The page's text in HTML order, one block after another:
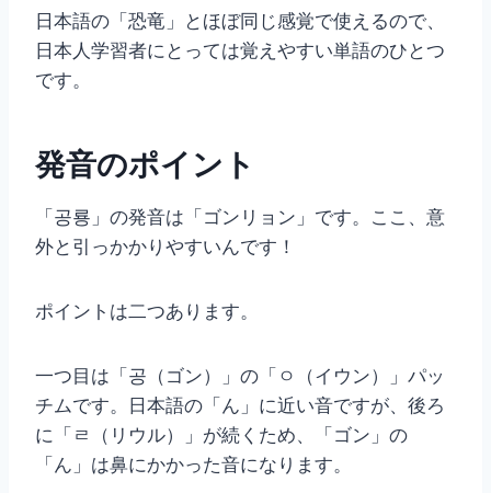
日本語の「恐竜」とほぼ同じ感覚で使えるので、
日本人学習者にとっては覚えやすい単語のひとつ
です。
発音のポイント
「공룡」の発音は「ゴンリョン」です。ここ、意
外と引っかかりやすいんです！
ポイントは二つあります。
一つ目は「공（ゴン）」の「ㅇ（イウン）」パッ
チムです。日本語の「ん」に近い音ですが、後ろ
に「ㄹ（リウル）」が続くため、「ゴン」の
「ん」は鼻にかかった音になります。